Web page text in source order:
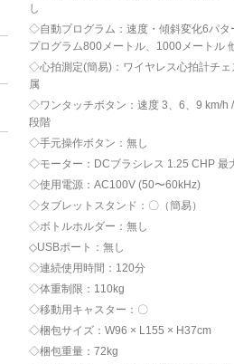
し
◇自動プログラム：速度・傾斜変化6パタ
プログラム800メートル、1000メートル
◇心拍測定(簡易)：ワイヤレス心拍計チェ
属
◇ワンタッチボタン：速度 3、6、9 km/h
段階
◇手元操作ボタン：無し
◇モーター：DCブラシレス 1.25 CHP 最
◇使用電源：AC100V (50〜60kHz)
◇タブレットスタンド：〇（簡易）
◇ボトルホルダー：無し
◇USBポート：無し
◇連続使用時間：120分
◇体重制限：110kg
◇移動用キャスター：〇
◇梱包サイズ：W96 × L155 × H37cm
◇梱包重量：72kg